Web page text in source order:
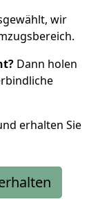
wir
Dann holen
erhalten Sie